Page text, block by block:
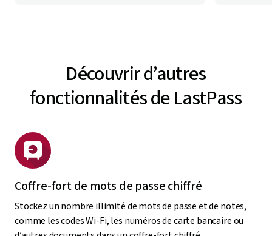
Découvrir d’autres
fonctionnalités de LastPass
Coffre-fort de mots de passe chiffré
Stockez un nombre illimité de mots de passe et de notes,
comme les codes Wi-Fi, les numéros de carte bancaire ou